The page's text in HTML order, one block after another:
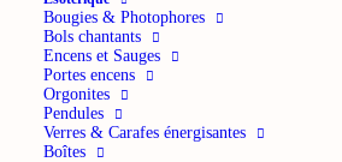
Bougies & Photophores
Bols chantants
Encens et Sauges
Portes encens
Orgonites
Pendules
Verres & Carafes énergisantes
Boîtes